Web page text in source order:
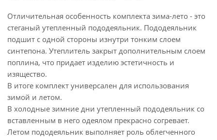
Отличительная особенность комплекта зима-лето - это
стеганый утепленный пододеяльник. Пододеяльник
подшит с одной стороны изнутри тонким слоем
синтепона. Утеплитель закрыт дополнительным слоем
поплина, что придает изделию эстетичность и
изящество.
В итоге комплект универсален для использования
зимой и летом.
В холодные зимние дни утепленный пододеяльник со
вставленным в него одеялом прекрасно согревает.
Летом пододеяльник выполняет роль облегченного